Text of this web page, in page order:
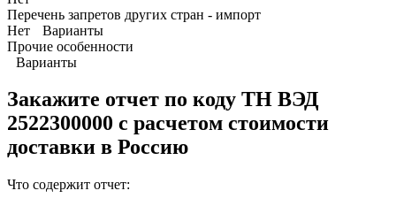
Перечень запретов других стран - импорт
Нет
Варианты
Прочие особенности
Варианты
Закажите отчет по коду ТН ВЭД
2522300000 с расчетом стоимости
доставки в Россию
Что содержит отчет: